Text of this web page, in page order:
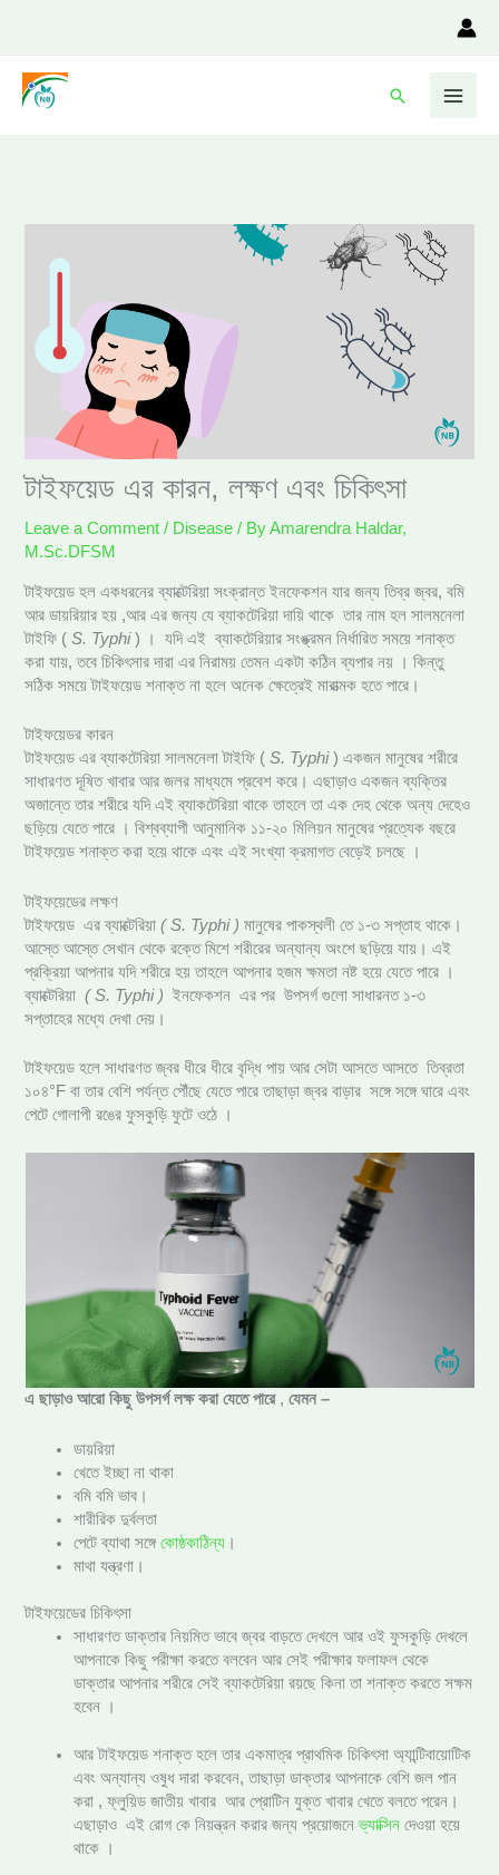
Search
টাইফয়েড এর কারন, লক্ষণ এবং চিকিৎসা
Leave a Comment / Disease / ByAmarendra Haldar,
M.Sc.DFSM
টাইফয়েড হল একধরনের ব্যাক্টেরিয়া সংক্রান্ত ইনফেকশন যার জন্য তিব্র জ্বর, বমি
আর ডায়রিয়ার হয় ,আর এর জন্য যে ব্যাকটেরিয়া দায়ি থাকে তার নাম হল সালমনেলা
টাইফি (S. Typhi) । যদি এই ব্যাকটেরিয়ার সংঙ্ক্রমন নির্ধারিত সময়ে শনাক্ত
করা যায়, তবে চিকিৎসার দারা এর নিরাময় তেমন একটা কঠিন ব্যপার নয় । কিন্তু
সঠিক সময়ে টাইফয়েড শনাক্ত না হলে অনেক ক্ষেত্রেই মারাত্মক হতে পারে।
টাইফয়েডর কারন
টাইফয়েড এর ব্যাকটেরিয়া সালমনেলা টাইফি (S. Typhi) একজন মানুষের শরীরে
সাধারণত দূষিত খাবার আর জলর মাধ্যমে প্রবেশ করে। এছাড়াও একজন ব্যক্তির
অজান্তে তার শরীরে যদি এই ব্যাকটেরিয়া থাকে তাহলে তা এক দেহ থেকে অন্য দেহেও
ছড়িয়ে যেতে পারে । বিশ্বব্যাপী আনুমানিক ১১-২০ মিলিয়ন মানুষের প্রত্যেক বছরে
টাইফয়েড শনাক্ত করা হয়ে থাকে এবং এই সংখ্যা ক্রমাগত বেড়েই চলছে ।
টাইফয়েডের লক্ষণ
টাইফয়েড এর ব্যাক্টেরিয়া (S. Typhi ) মানুষের পাকস্থলী তে ১-৩ সপ্তাহ থাকে।
আস্তে আস্তে সেখান থেকে রক্তে মিশে শরীরের অন্যান্য অংশে ছড়িয়ে যায়। এই
প্রক্রিয়া আপনার যদি শরীরে হয় তাহলে আপনার হজম ক্ষমতা নষ্ট হয়ে যেতে পারে ।
ব্যাক্টেরিয়া (S. Typhi ) ইনফেকশন এর পর উপসর্গ গুলো সাধারনত ১-৩
সপ্তাহের মধ্যে দেখা দেয়।
টাইফয়েড হলে সাধারণত জ্বর ধীরে ধীরে বৃদ্ধি পায় আর সেটা আসতে আসতে তিব্রতা
১০৪°F বা তার বেশি পর্যন্ত পৌঁছে যেতে পারে তাছাড়া জ্বর বাড়ার সঙ্গে সঙ্গে ঘারে এবং
পেটে গোলাপী রঙের ফুসকুড়ি ফুটে ওঠে ।
এ ছাড়াও আরো কিছু উপসর্গ লক্ষ করা যেতে পারে,যেমন –
ডায়রিয়া
খেতে ইচ্ছা না থাকা
বমি বমি ভাব।
শারীরিক দুর্বলতা
পেটে ব্যাথা সঙ্গেকোষ্ঠকাঠিন্য ।
মাথা যন্ত্রণা।
টাইফয়েডের চিকিৎসা
সাধারণত ডাক্তার নিয়মিত ভাবে জ্বর বাড়তে দেখলে আর ওই ফুসকুড়ি দেখলে
আপনাকে কিছু পরীক্ষা করতে বলবেন আর সেই পরীক্ষার ফলাফল থেকে
ডাক্তার আপনার শরীরে সেই ব্যাকটেরিয়া রয়ছে কিনা তা শনাক্ত করতে সক্ষম
হবেন ।
আর টাইফয়েড শনাক্ত হলে তার একমাত্র প্রাথমিক চিকিৎসা অ্যান্টিবায়োটিক
এবং অন্যান্য ওষুধ দারা করবেন, তাছাড়া ডাক্তার আপনাকে বেশি জল পান
করা , ফ্লুয়িড জাতীয় খাবার আর প্রোটিন যুক্ত খাবার খেতে বলতে পরেন।
এছাড়াও এই রোগ কে নিয়ন্ত্রন করার জন্য প্রয়োজনেভ্যাক্সিন দেওয়া হয়ে
থাকে ।